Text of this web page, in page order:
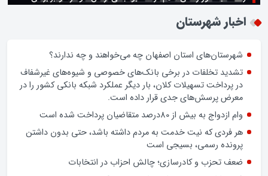
زن اگر خوب باشه یه زندگی حالش خوبه/روز زن مبارک
اخبار شهرستان
شهرستان‌های استان اصفهان چه می‌خواهند و چه ندارند؟
تشدید تخلفات در برخی بانک‌های خصوصی و شیوه‌های غیرشفاف
در پرداخت تسهیلات کلان، بار دیگر عملکرد شبکه بانکی کشور را در
معرض پرسش‌های جدی قرار داده است.
وام ازدواج به بیش از 80درصد متقاضیان پرداخت شده است